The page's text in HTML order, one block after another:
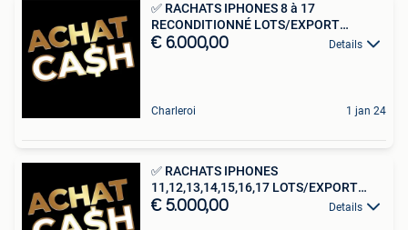
✅ RACHATS IPHONES 8 à 17
RECONDITIONNÉ LOTS/EXPORT
TURQUIE ✅
€ 6.000,00 Details
Charleroi 1 jan 24
✅ RACHATS IPHONES
11,12,13,14,15,16,17 LOTS/EXPORT
TURQUIE ✅
€ 5.000,00 Details